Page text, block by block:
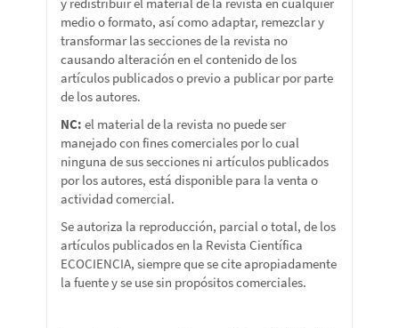
medio o formato, así como adaptar, remezclar y
transformar las secciones de la revista no
causando alteración en el contenido de los
artículos publicados o previo a publicar por parte
de los autores.
NC: el material de la revista no puede ser
manejado con fines comerciales por lo cual
ninguna de sus secciones ni artículos publicados
por los autores, está disponible para la venta o
actividad comercial.
Se autoriza la reproducción, parcial o total, de los
artículos publicados en la Revista Científica
ECOCIENCIA, siempre que se cite apropiadamente
la fuente y se use sin propósitos comerciales.